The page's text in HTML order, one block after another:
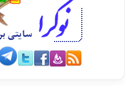
پدر بايد قادر باشد آن فرزند را به كناري
مادرت بايستي امروز تو را تأديب مي کرد.
داري براي جبران آن چه كار كني و دفعه